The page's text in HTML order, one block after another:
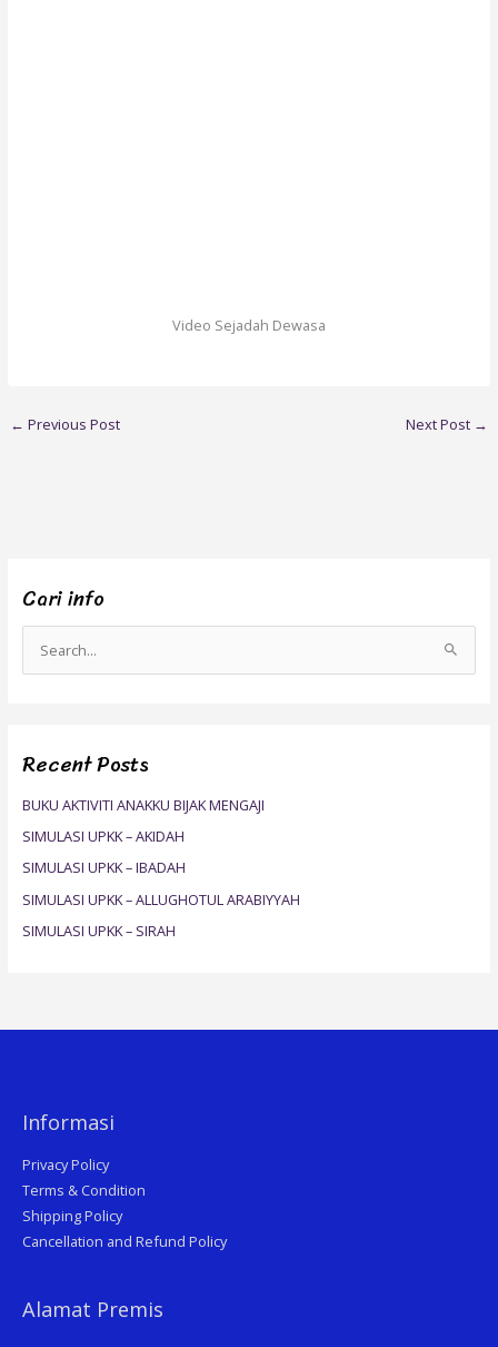
Cari info
e
c
o
r
:
Recent Posts
BUKU AKTIVITI ANAKKU BIJAK MENGAJI
SIMULASI UPKK – AKIDAH
SIMULASI UPKK – IBADAH
SIMULASI UPKK – ALLUGHOTUL ARABIYYAH
SIMULASI UPKK – SIRAH
Video Sejadah Dewasa
← Previous Post Next Post →
Informasi
Privacy Policy
Terms & Condition
Shipping Policy
Cancellation and Refund Policy
Alamat Premis